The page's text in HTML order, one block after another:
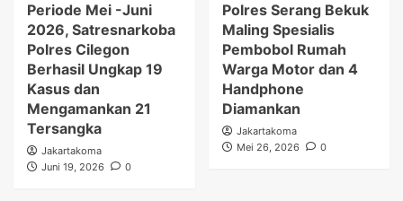
Periode Mei -Juni
2026, Satresnarkoba
Polres Cilegon
Berhasil Ungkap 19
Kasus dan
Mengamankan 21
Tersangka
Jakartakoma
Juni 19, 2026
0
Polres Serang Bekuk
Maling Spesialis
Pembobol Rumah
Warga Motor dan 4
Handphone
Diamankan
Jakartakoma
Mei 26, 2026
0